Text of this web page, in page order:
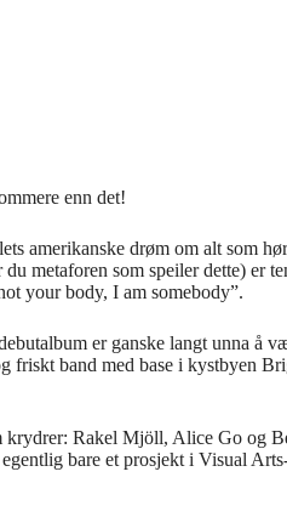
enn det!
amerikanske drøm om alt som
metaforen som speiler dette) er
your body, I am somebody”.
er ganske langt unna å
friskt band med base i kystbyen
krydrer: Rakel Mjöll, Alice Go og
bare et prosjekt i Visual